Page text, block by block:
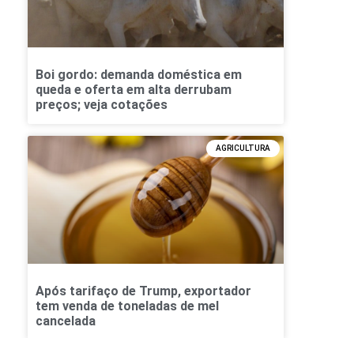
Boi gordo: demanda doméstica em
queda e oferta em alta derrubam
preços; veja cotações
AGRICULTURA
Após tarifaço de Trump, exportador
tem venda de toneladas de mel
cancelada